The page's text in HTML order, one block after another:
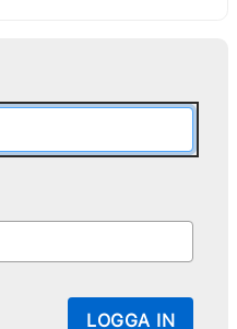
LOGGA IN